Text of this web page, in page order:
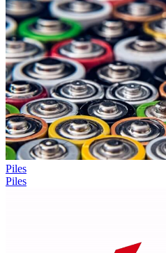
Piles
Piles